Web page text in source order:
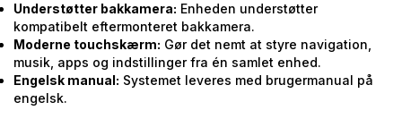
Understøtter bakkamera: Enheden understøtter
kompatibelt eftermonteret bakkamera.
Moderne touchskærm: Gør det nemt at styre navigation,
musik, apps og indstillinger fra én samlet enhed.
Engelsk manual: Systemet leveres med brugermanual på
engelsk.